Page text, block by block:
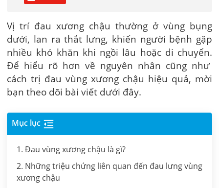
Vị trí đau xương chậu thường ở vùng bụng
dưới, lan ra thắt lưng, khiến người bệnh gặp
nhiều khó khăn khi ngồi lâu hoặc di chuyển.
Để hiểu rõ hơn về nguyên nhân cũng như
cách trị đau vùng xương chậu hiệu quả, mời
bạn theo dõi bài viết dưới đây.
Mục lục
1. Đau vùng xương chậu là gì?
2. Những triệu chứng liên quan đến đau lưng vùng
xương chậu